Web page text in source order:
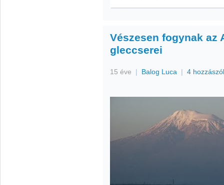
Vészesen fogynak az
gleccserei
15 éve | Balog Luca | 4